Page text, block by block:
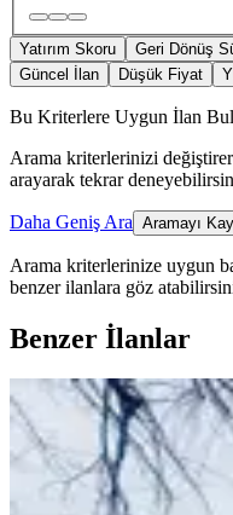
Yatırım Skoru Geri Dönüş
Güncel İlan
Düşük Fiyat
Bu Kriterlere Uygun İlan
Arama kriterlerinizi
arayarak tekrar
Daha Geniş Ara Aramayı
Arama kriterlerinize uygun
benzer ilanlara göz
Benzer İlanlar
ÖNE ÇIKAN
%2
Sürsürü
Eşyalı
Merkez,